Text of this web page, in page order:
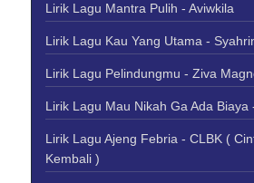
Lirik Lagu Mantra Pulih - Aviwkila
Lirik Lagu Kau Yang Utama -
Lirik Lagu Pelindungmu - Ziva
Lirik Lagu Mau Nikah Ga Ada Biaya
Lirik Lagu Ajeng Febria - CLBK (
Kembali )